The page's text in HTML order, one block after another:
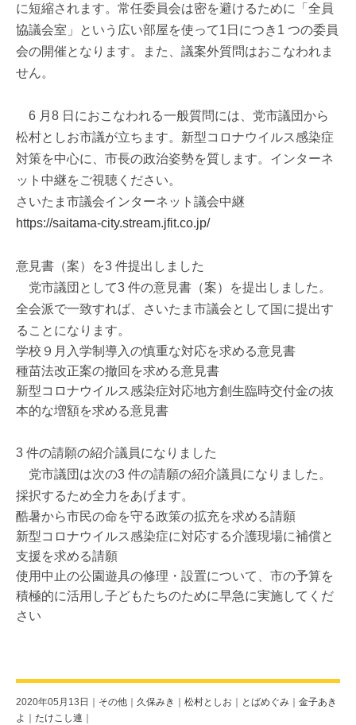
に短縮されます。常任委員会は密を避けるために「全員
協議会室」という広い部屋を使って1日につき1 つの委員
会の開催となります。また、議案外質問はおこなわれま
せん。
6 月8 日におこなわれる一般質問には、党市議団から
松村としお市議が立ちます。新型コロナウイルス感染症
対策を中心に、市長の政治姿勢を質します。インターネ
ット中継をご視聴ください。
さいたま市議会インターネット議会中継
https://saitama-city.stream.jfit.co.jp/
意見書（案）を3 件提出しました
党市議団として3 件の意見書（案）を提出しました。
全会派で一致すれば、さいたま市議会として国に提出す
ることになります。
学校９月入学制導入の慎重な対応を求める意見書
種苗法改正案の撤回を求める意見書
新型コロナウイルス感染症対応地方創生臨時交付金の抜
本的な増額を求める意見書
3 件の請願の紹介議員になりました
党市議団は次の3 件の請願の紹介議員になりました。
採択するため全力をあげます。
酷暑から市民の命を守る政策の拡充を求める請願
新型コロナウイルス感染症に対応する介護現場に補償と
支援を求める請願
使用中止の公園遊具の修理・設置について、市の予算を
積極的に活用し子どもたちのために早急に実施してくだ
さい
2020年05月13日｜ その他 久保みき 松村としお とばめぐみ
金子あき
よ
たけこし連